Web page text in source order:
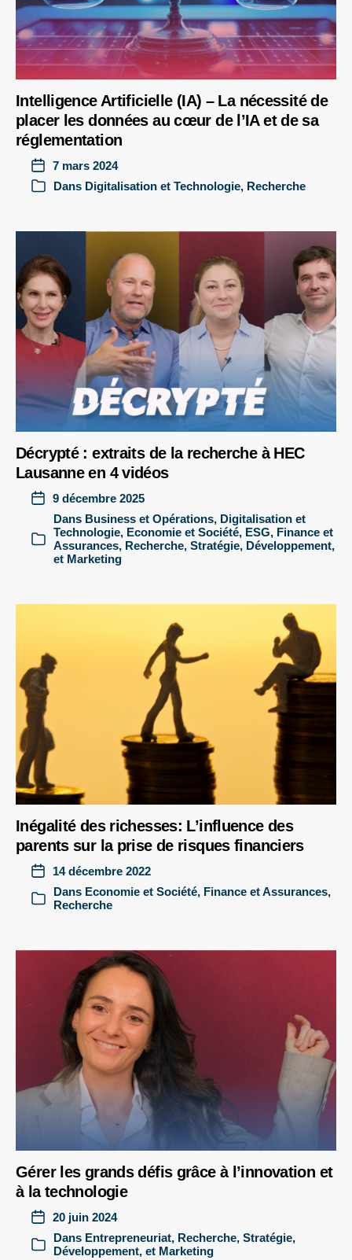
Intelligence Artificielle (IA) – La nécessité de
placer les données au cœur de l’IA et de sa
réglementation
7 mars 2024
Dans Digitalisation et Technologie, Recherche
Décrypté : extraits de la recherche à HEC
Lausanne en 4 vidéos
9 décembre 2025
Dans Business et Opérations, Digitalisation et
Technologie, Economie et Société, ESG, Finance et
Assurances, Recherche, Stratégie, Développement,
et Marketing
Inégalité des richesses: L’influence des
parents sur la prise de risques financiers
14 décembre 2022
Dans Economie et Société, Finance et Assurances,
Recherche
Gérer les grands défis grâce à l’innovation et
à la technologie
20 juin 2024
Dans Entrepreneuriat, Recherche, Stratégie,
Développement, et Marketing